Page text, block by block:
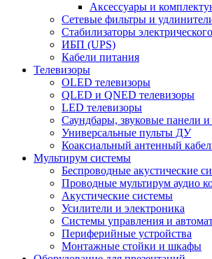
Аксессуары и
Сетевые фильтры и
Стабилизаторы
ИБП (UPS)
Кабели питания
Телевизоры
OLED телевизоры
QLED и QNED телевизоры
LED телевизоры
Саундбары, звуковые панели
Универсальные пульты ДУ
Коаксиальный антенный
Мультирум системы
Беспроводные акустические
Проводные мультирум аудио
Акустические системы
Усилители и электроника
Системы управления и
Периферийные устройства
Монтажные стойки и шкафы